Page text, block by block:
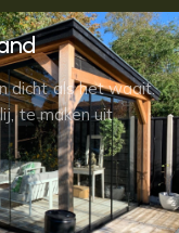
dicht als het waait.
te maken uit